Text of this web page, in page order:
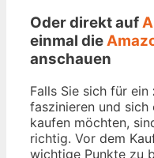
Oder direkt auf
einmal die
anschauen
Falls Sie sich für ein
faszinieren und sich
kaufen möchten,
richtig. Vor dem
wichtige Punkte zu